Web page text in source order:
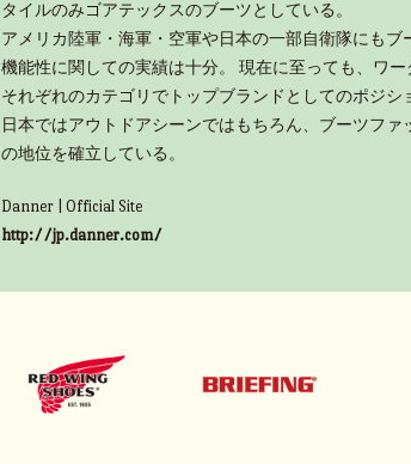
タイルのみゴアテックスのブーツとしている。
アメリカ陸軍・海軍・空軍や日本の一部自衛隊にも
機能性に関しての実績は十分。 現在に至っても、ワー
それぞれのカテゴリでトップブランドとしてのポジシ
日本ではアウトドアシーンではもちろん、ブーツフ
の地位を確立している。
Danner | Official Site
http://jp.danner.com/